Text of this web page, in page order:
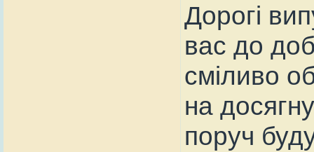
Дорогі
вас до
сміливо
на
поруч